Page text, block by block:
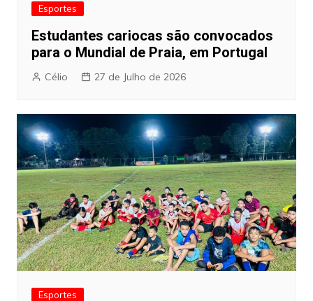
Esportes
Estudantes cariocas são convocados
para o Mundial de Praia, em Portugal
Célio 27 de Julho de 2026
Esportes